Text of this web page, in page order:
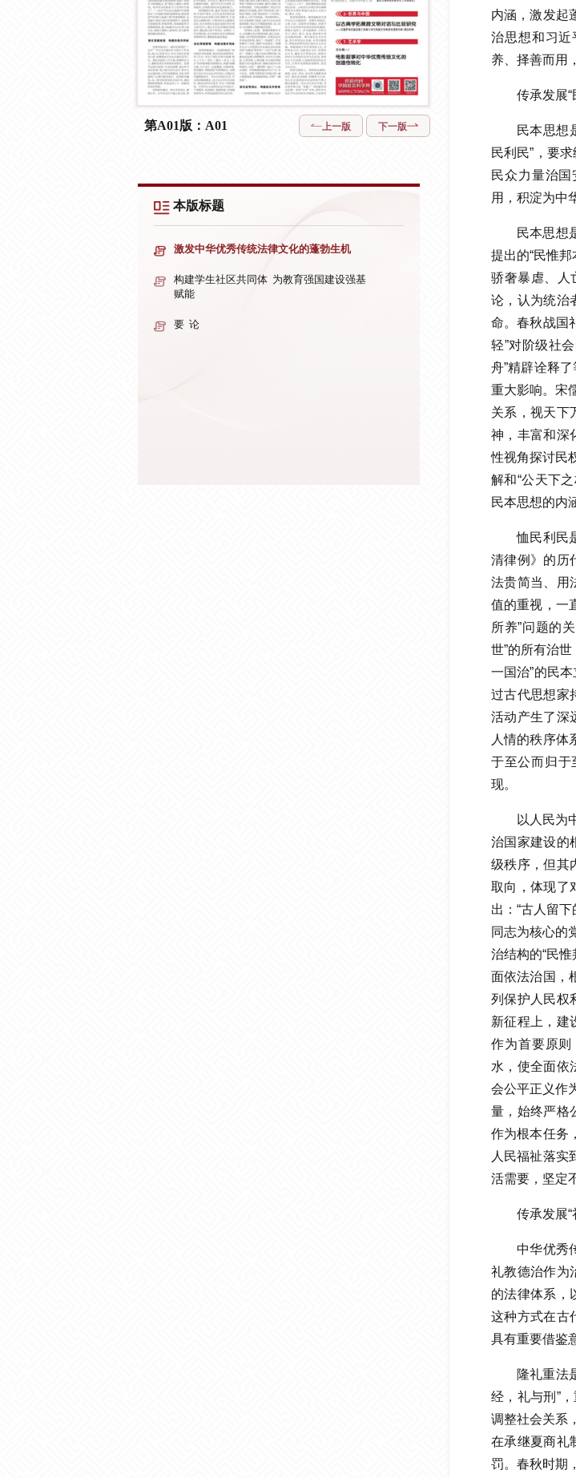
第A01版：A01 上一版 下一版
本版标题
激发中华优秀传统法律文化的蓬勃生机
构建学生社区共同体 为教育强国建设强基
赋能
要 论
内涵，激发起
治思想和习
养、择善而用
传承发展
民本思想
民利民”，要
民众力量治
用，积淀为中
民本思想
提出的“民惟
骄奢暴虐、人
论，认为统治
命。春秋战国
轻”对阶级社
舟”精辟诠释
重大影响。宋
关系，视天下
神，丰富和深
性视角探讨民
解和“公天下
民本思想的内
恤民利民
清律例》的历
法贵简当、用
值的重视，一
所养”问题的
世”的所有治
一国治”的民
过古代思想家
活动产生了深
人情的秩序体
于至公而归于
现。
以人民为
治国家建设的
级秩序，但其
取向，体现了
出：“古人留
同志为核心的
治结构的“民惟
面依法治国，
列保护人民权
新征程上，建
作为首要原
水，使全面依
会公平正义作
量，始终严格
作为根本任务
人民福祉落实
活需要，坚定
传承发展
中华优秀
礼教德治作为
的法律体系，
这种方式在古
具有重要借鉴
隆礼重法
经，礼与刑”
调整社会关系
在承继夏商礼
罚。春秋时期